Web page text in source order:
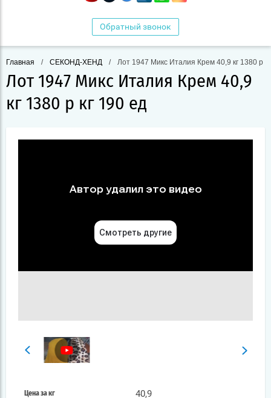
Обратный звонок
Главная / СЕКОНД-ХЕНД / Лот 1947 Микс Италия Крем 40,9 кг 1380 р
Лот 1947 Микс Италия Крем 40,9
кг 1380 р кг 190 ед
Цена за кг 40,9